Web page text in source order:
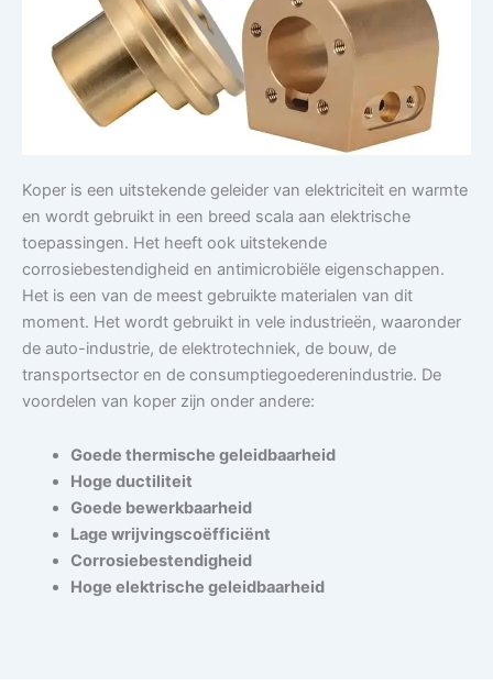
Koper is een uitstekende geleider van elektriciteit en warmte
en wordt gebruikt in een breed scala aan elektrische
toepassingen. Het heeft ook uitstekende
corrosiebestendigheid en antimicrobiële eigenschappen.
Het is een van de meest gebruikte materialen van dit
moment. Het wordt gebruikt in vele industrieën, waaronder
de auto-industrie, de elektrotechniek, de bouw, de
transportsector en de consumptiegoederenindustrie. De
voordelen van koper zijn onder andere:
Goede thermische geleidbaarheid
Hoge ductiliteit
Goede bewerkbaarheid
Lage wrijvingscoëfficiënt
Corrosiebestendigheid
Hoge elektrische geleidbaarheid